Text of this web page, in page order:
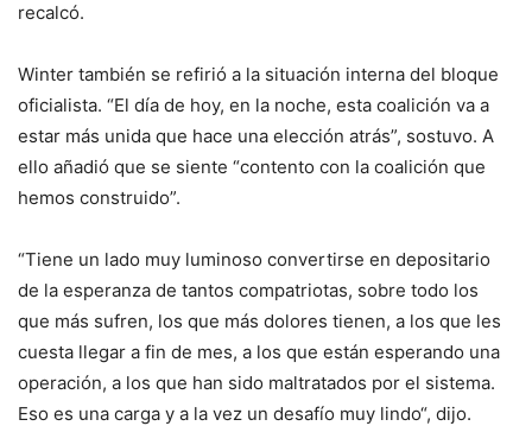
recalcó.
Winter también se refirió a la situación interna del bloque
oficialista. “El día de hoy, en la noche, esta coalición va a
estar más unida que hace una elección atrás”, sostuvo. A
ello añadió que se siente “contento con la coalición que
hemos construido”.
“Tiene un lado muy luminoso convertirse en depositario
de la esperanza de tantos compatriotas, sobre todo los
que más sufren, los que más dolores tienen, a los que les
cuesta llegar a fin de mes, a los que están esperando una
operación, a los que han sido maltratados por el sistema.
Eso es una carga y a la vez un desafío muy lindo“, dijo.